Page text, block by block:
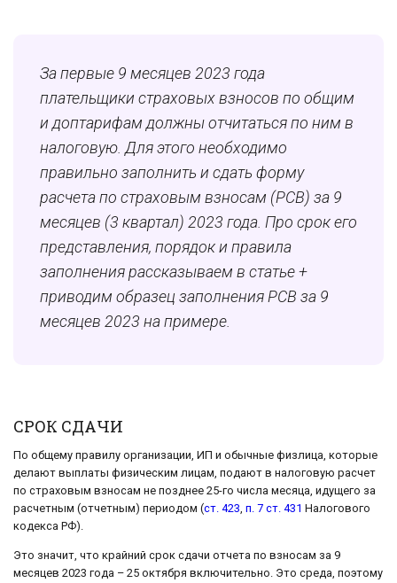
За первые 9 месяцев 2023 года
плательщики страховых взносов по общим
и доптарифам должны отчитаться по ним в
налоговую. Для этого необходимо
правильно заполнить и сдать форму
расчета по страховым взносам (РСВ) за 9
месяцев (3 квартал) 2023 года. Про срок его
представления, порядок и правила
заполнения рассказываем в статье +
приводим образец заполнения РСВ за 9
месяцев 2023 на примере.
СРОК СДАЧИ
По общему правилу организации, ИП и обычные физлица, которые
делают выплаты физическим лицам, подают в налоговую расчет
по страховым взносам не позднее 25-го числа месяца, идущего за
расчетным (отчетным) периодом (ст. 423, п. 7 ст. 431 Налогового
кодекса РФ).
Это значит, что крайний срок сдачи отчета по взносам за 9
месяцев 2023 года – 25 октября включительно. Это среда, поэтому